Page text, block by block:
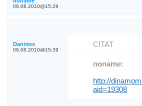
06.08.2010@15:29
Danntes
06.08.2010@15:39
CITAT
noname:
http://
aid=19308